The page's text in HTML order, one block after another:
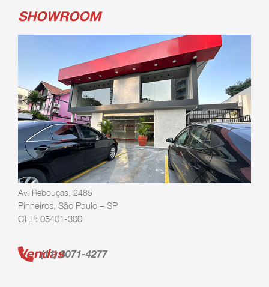
SHOWROOM
Av. Rebouças, 2485
Pinheiros, São Paulo – SP
CEP: 05401-300
Vendas(11) 3071-4277